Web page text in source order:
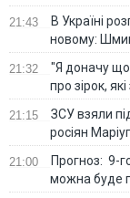
21:43
В Україні
новому:
21:32
"Я доначу
про зірок,
21:15
ЗСУ взяли
росіян
21:00
Прогноз: 9-
можна буде